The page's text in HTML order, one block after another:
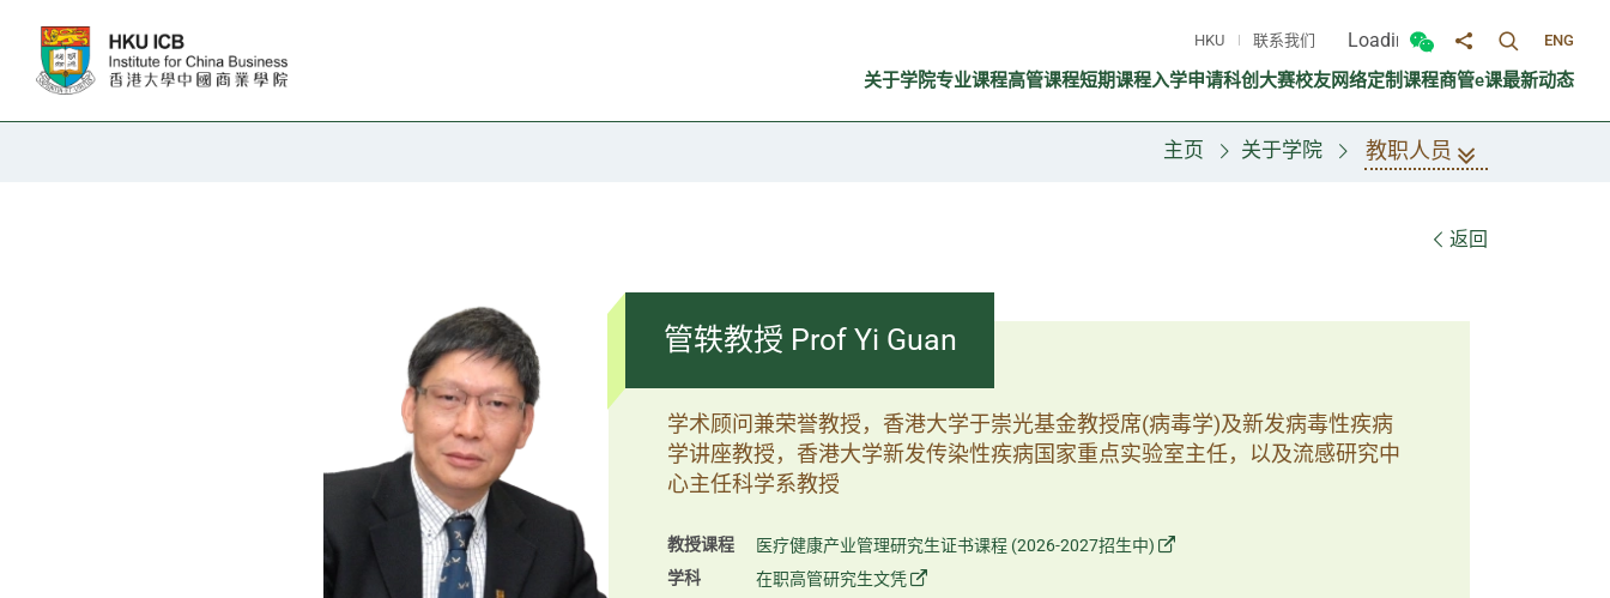
HKU 联系我们 Loading...
切换微信面板
分享至切换搜寻面
ENG
关于学院专业课程高管课程短期课程入学申请科创大赛校友网络定制课程商管e课最新动态
主页 关于学院 教职人员
返回
管轶教授 Prof Yi Guan
学术顾问兼荣誉教授，香港大学于崇光基金教授席(病毒学)及新发病毒性疾病
学讲座教授，香港大学新发传染性疾病国家重点实验室主任，以及流感研究中
心主任科学系教授
教授课程
医疗健康产业管理研究生证书课程 (2026-2027招生中)
学科
在职高管研究生文凭